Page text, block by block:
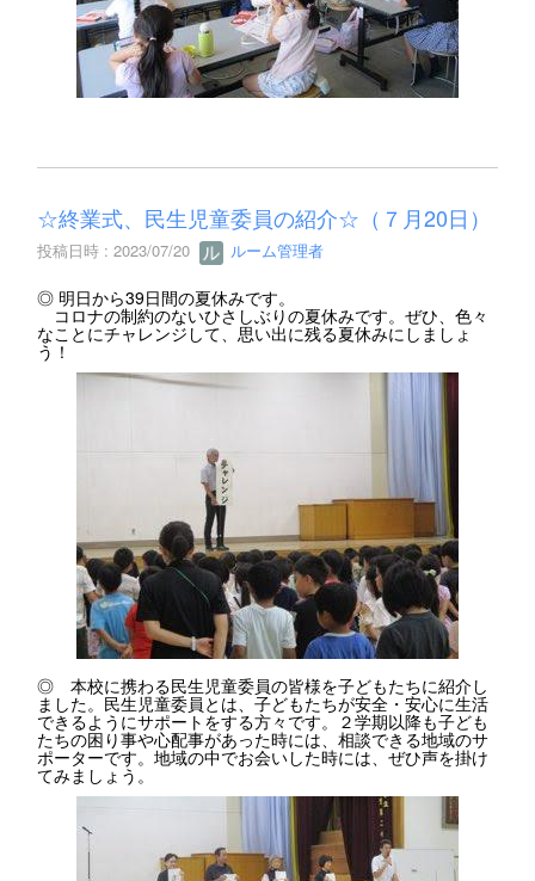
☆終業式、民生児童委員の紹介☆（７月20日）
投稿日時 : 2023/07/20 ルーム管理者
◎ 明日から39日間の夏休みです。
コロナの制約のないひさしぶりの夏休みです。ぜひ、色々
なことにチャレンジして、思い出に残る夏休みにしましょ
う！
◎ 本校に携わる民生児童委員の皆様を子どもたちに紹介し
ました。民生児童委員とは、子どもたちが安全・安心に生活
できるようにサポートをする方々です。２学期以降も子ども
たちの困り事や心配事があった時には、相談できる地域のサ
ポーターです。地域の中でお会いした時には、ぜひ声を掛け
てみましょう。